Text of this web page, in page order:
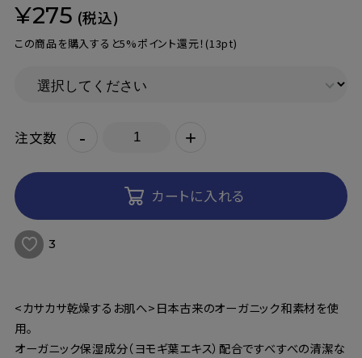
¥275 (税込)
この商品を購入すると5%ポイント還元！ (13pt)
注文数 - +
カートに入れる
3
<カサカサ乾燥するお肌へ>日本古来のオーガニック和素材を使
用。
オーガニック保湿成分（ヨモギ葉エキス）配合ですべすべの清潔な